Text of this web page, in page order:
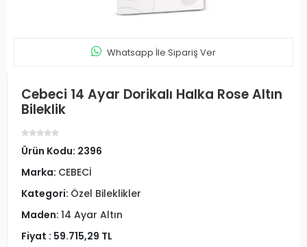
Whatsapp İle Sipariş Ver
Cebeci 14 Ayar Dorikalı Halka Rose Altın
Bileklik
Ürün Kodu: 2396
Marka: CEBECİ
Kategori: Özel Bileklikler
Maden: 14 Ayar Altın
Fiyat : 59.715,29 TL